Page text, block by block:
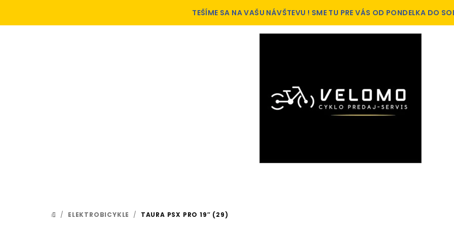
TEŠÍME SA NA VAŠU NÁVŠTEVU ! SME TU PRE VÁS OD PONDELKA DO
DOMOV
/ ELEKTROBICYKLE / TAURA PSX PRO 19″ (29)